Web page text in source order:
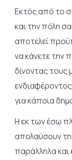
Εκτός από το
και την πόλη
αποτελεί
να κάνετε την
δίνοντας τους
για κάποια
Η εκ των έσω
απολαύσουν
παράλληλα και